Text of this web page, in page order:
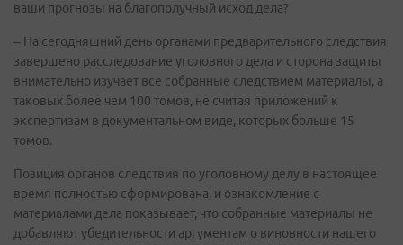
ваши прогнозы на благополучный исход дела?
– На сегодняшний день органами предварительного следствия
завершено расследование уголовного дела и сторона защиты
внимательно изучает все собранные следствием материалы, а
таковых более чем 100 томов, не считая приложений к
экспертизам в документальном виде, которых больше 15
томов.
Позиция органов следствия по уголовному делу в настоящее
время полностью сформирована, и ознакомление с
материалами дела показывает, что собранные материалы не
добавляют убедительности аргументам о виновности нашего